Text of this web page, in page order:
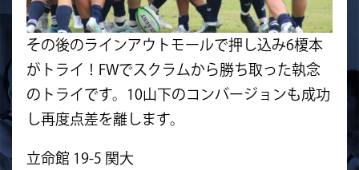
その後のラインアウトモールで押し込み6榎本
がトライ！FWでスクラムから勝ち取った執念
のトライです。10山下のコンバージョンも成功
し再度点差を離します。
立命館 19-5 関大